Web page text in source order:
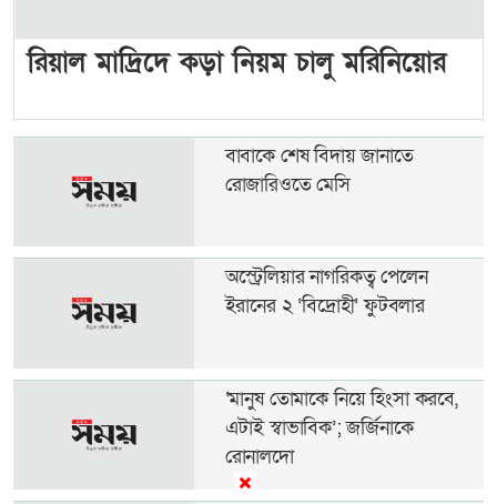
রিয়াল মাদ্রিদে কড়া নিয়ম চালু মরিনিয়োর
বাবাকে শেষ বিদায় জানাতে
রোজারিওতে মেসি
অস্ট্রেলিয়ার নাগরিকত্ব পেলেন
ইরানের ২ ‘বিদ্রোহী’ ফুটবলার
‘মানুষ তোমাকে নিয়ে হিংসা করবে,
এটাই স্বাভাবিক’; জর্জিনাকে
রোনালদো